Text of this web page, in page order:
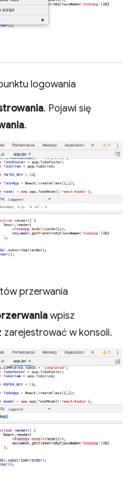
logowania
. Pojawi się
.
przerwania
wpisz
w konsoli.